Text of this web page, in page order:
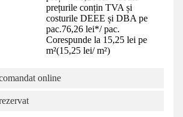
prețurile conțin TVA și
costurile DEEE și DBA pe
pac.76,26 lei*/ pac.
Corespunde la 15,25 lei pe
m²(15,25 lei/ m²)
online